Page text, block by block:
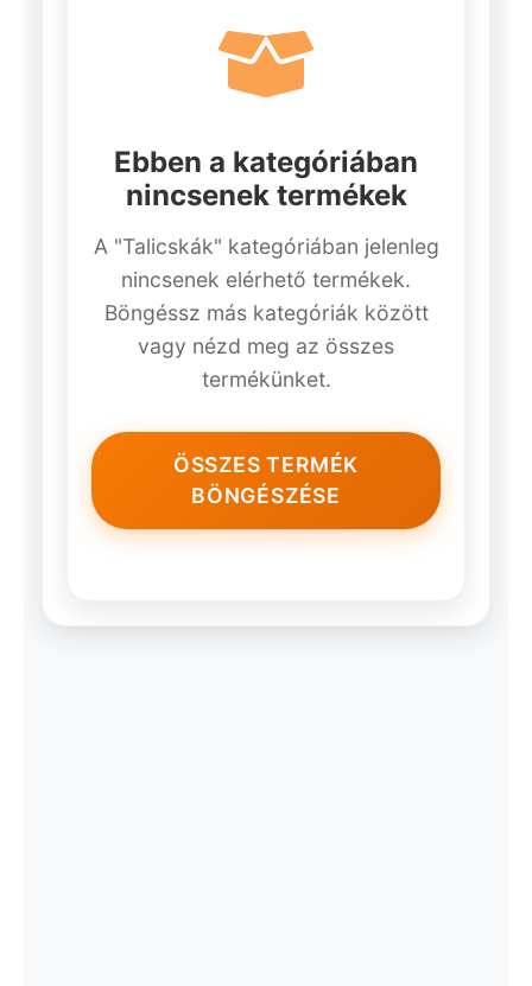
Ebben a kategóriában
nincsenek termékek
A "Talicskák" kategóriában jelenleg
nincsenek elérhető termékek.
Böngéssz más kategóriák között
vagy nézd meg az összes
termékünket.
ÖSSZES TERMÉK
BÖNGÉSZÉSE